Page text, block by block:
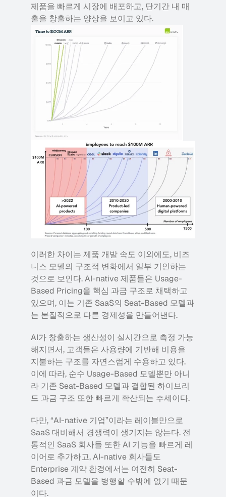
제품을 빠르게 시장에 배포하고, 단기간 내 매
출을 창출하는 양상을 보이고 있다.
이러한 차이는 제품 개발 속도 이외에도, 비즈
니스 모델의 구조적 변화에서 일부 기인하는
것으로 보인다. AI-native 제품들은 Usage-
Based Pricing을 핵심 과금 구조로 채택하고
있으며, 이는 기존 SaaS의 Seat-Based 모델과
는 본질적으로 다른 경제성을 만들어낸다.
AI가 창출하는 생산성이 실시간으로 측정 가능
해지면서, 고객들은 사용량에 기반해 비용을
지불하는 구조를 자연스럽게 수용하고 있다.
이에 따라, 순수 Usage-Based 모델뿐만 아니
라 기존 Seat-Based 모델과 결합된 하이브리
드 과금 구조 또한 빠르게 확산되는 추세이다.
다만, “AI-native 기업”이라는 레이블만으로
SaaS 대비해서 경쟁력이 생기지는 않는다. 전
통적인 SaaS 회사들 또한 AI 기능을 빠르게 레
이어로 추가하고, AI-native 회사들도
Enterprise 계약 환경에서는 여전히 Seat-
Based 과금 모델을 병행할 수밖에 없기 때문
이다.